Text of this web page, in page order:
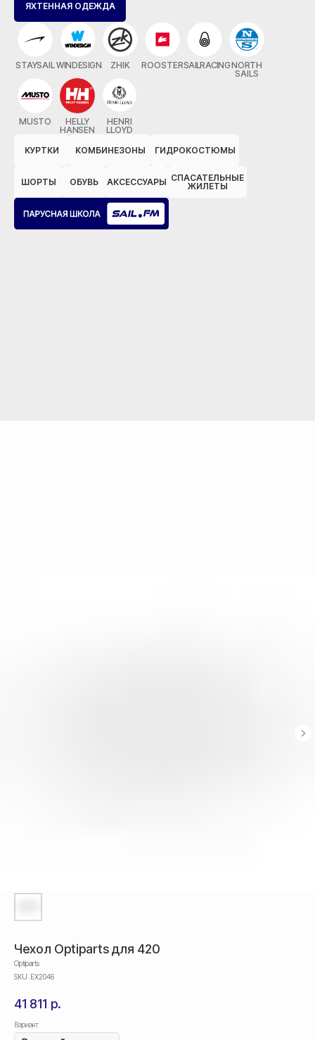
ЯХТЕННАЯ ОДЕЖДА
STAYSAILWINDESIGN ZHIK ROOSTERSAILRACINGNORTH
SAILS
MUSTO
HELLY
HANSEN
HENRI
LLOYD
КУРТКИ
КОМБИНЕЗОНЫ ГИДРОКОСТЮМЫ
ШОРТЫ ОБУВЬ АКСЕССУАРЫ СПАСАТЕЛЬНЫЕ
ЖИЛЕТЫ
Чехол Optiparts для 420
Optiparts
SKU: EX2046
41 811 р.
Вариант